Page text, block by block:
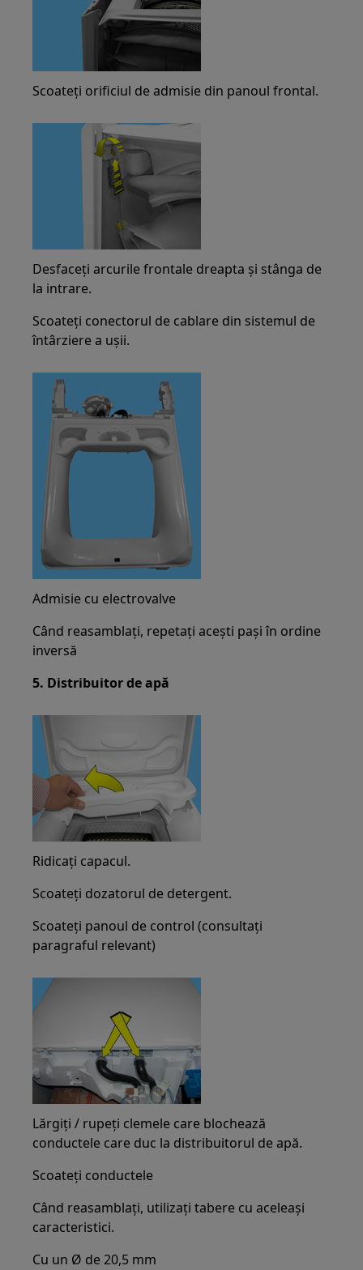
Scoateți orificiul de admisie din panoul frontal.
Desfaceți arcurile frontale dreapta și stânga de
la intrare.
Scoateți conectorul de cablare din sistemul de
întârziere a ușii.
Admisie cu electrovalve
Când reasamblați, repetați acești pași în ordine
inversă
5. Distribuitor de apă
Ridicați capacul.
Scoateți dozatorul de detergent.
Scoateți panoul de control (consultați
paragraful relevant)
Lărgiți / rupeți clemele care blochează
conductele care duc la distribuitorul de apă.
Scoateți conductele
Când reasamblați, utilizați tabere cu aceleași
caracteristici.
Cu un Ø de 20,5 mm